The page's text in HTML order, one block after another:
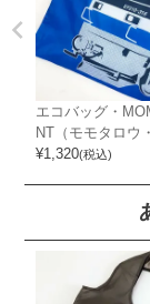
エコバッグ・
NT（モモタロウ
¥1,320(税込)